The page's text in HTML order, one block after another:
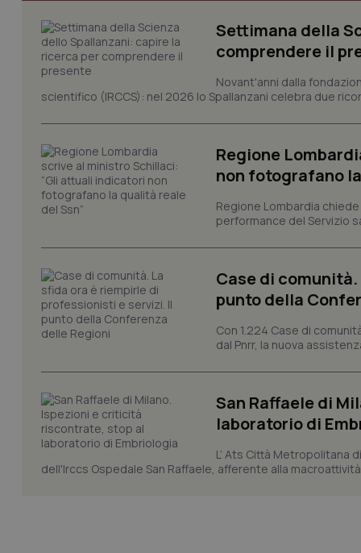
Settimana della
comprendere il
Novant'anni dalla
scientifico (IRCCS): nel 2026 lo Spallanzani celebra due
Regione
non fotografano
Regione Lombardia
performance del Servizio
Case di
punto della
Con 1.224 Case di
dal Pnrr, la nuova
San Raffaele di
laboratorio di
L’ Ats Città Metropolitana
dell'Irccs Ospedale San Raffaele, afferente alla
Nome
tracking-sites-
tracking-enable
tracking-sites-
_ga
PHPSESSID